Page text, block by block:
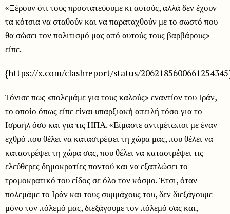
«Ξέρουν ότι τους προστατεύουμε κι αυτούς, αλλά δεν έχουν
τα κότσια να σταθούν και να παραταχθούν με το σωστό που
θα σώσει τον πολιτισμό μας από αυτούς τους βαρβάρους»
είπε.
{https://x.com/clashreport/status/
Τόνισε πως «πολεμάμε για τους καλούς» εναντίον του Ιράν,
το οποίο όπως είπε είναι υπαρξιακή απειλή τόσο για το
Ισραήλ όσο και για τις ΗΠΑ. «Είμαστε αντιμέτωποι με έναν
εχθρό που θέλει να καταστρέψει τη χώρα μας, που θέλει να
καταστρέψει τη χώρα σας, που θέλει να καταστρέψει τις
ελεύθερες δημοκρατίες παντού και να εξαπλώσει το
τρομοκρατικό του είδος σε όλο τον κόσμο. Έτσι, όταν
πολεμάμε το Ιράν και τους συμμάχους του, δεν διεξάγουμε
μόνο τον πόλεμό μας, διεξάγουμε τον πόλεμό σας και,